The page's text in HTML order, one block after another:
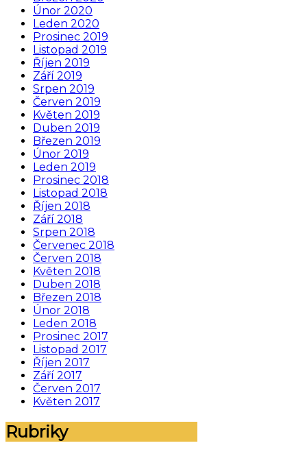
Únor 2020
Leden 2020
Prosinec 2019
Listopad 2019
Říjen 2019
Září 2019
Srpen 2019
Červen 2019
Květen 2019
Duben 2019
Březen 2019
Únor 2019
Leden 2019
Prosinec 2018
Listopad 2018
Říjen 2018
Září 2018
Srpen 2018
Červenec 2018
Červen 2018
Květen 2018
Duben 2018
Březen 2018
Únor 2018
Leden 2018
Prosinec 2017
Listopad 2017
Říjen 2017
Září 2017
Červen 2017
Květen 2017
Rubriky